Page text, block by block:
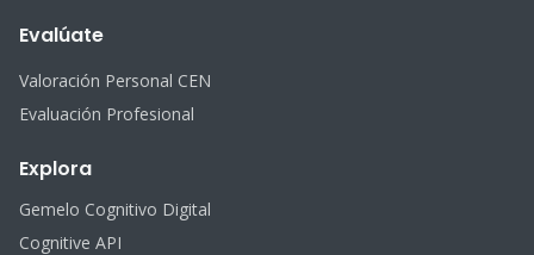
Evalúate
Valoración Personal CEN
Evaluación Profesional
Explora
Gemelo Cognitivo Digital
Cognitive API